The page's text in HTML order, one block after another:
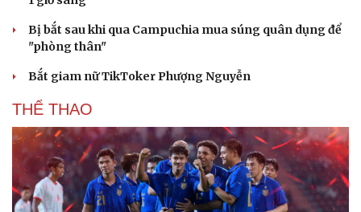
Bị bắt sau khi qua Campuchia mua súng quân dụng để
"phòng thân"
Bắt giam nữ TikToker Phượng Nguyễn
THỂ THAO